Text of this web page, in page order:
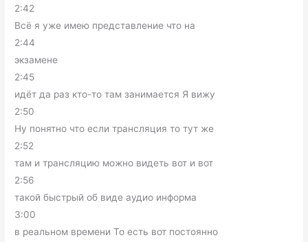
2:42
Всё я уже имею представление что на
2:44
экзамене
2:45
идёт да раз кто-то там занимается Я вижу
2:50
Ну понятно что если трансляция то тут же
2:52
там и трансляцию можно видеть вот и вот
2:56
такой быстрый об виде аудио информа
3:00
в реальном времени То есть вот постоянно